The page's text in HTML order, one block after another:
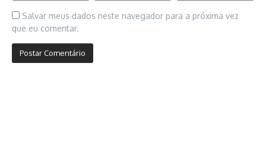
Salvar meus dados neste navegador para a próxima vez
que eu comentar.